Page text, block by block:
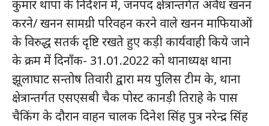
कुमार थापा के निर्देशन में, जनपद क्षेत्रान्तर्गत अवैध खनन
करने/ खनन सामग्री परिवहन करने वाले खनन माफियाओं
के विरुद्ध सतर्क दृष्टि रखते हुए कड़ी कार्यवाही किये जाने
के क्रम में दिनाँक- 31.01.2022 को थानाध्यक्ष थाना
झूलाघाट सन्तोष तिवारी द्वारा मय पुलिस टीम के, थाना
क्षेत्रान्तर्गत एसएसबी चैक पोस्ट कानड़ी तिराहे के पास
चैकिंग के दौरान वाहन चालक दिनेश सिंह पुत्र नरेन्द्र सिंह